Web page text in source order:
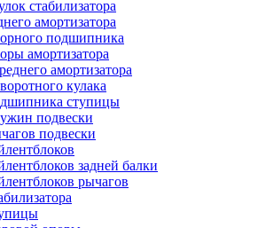
стабилизатора
амортизатора
подшипника
амортизатора
амортизатора
кулака
ступицы
подвески
подвески
задней балки
рычагов